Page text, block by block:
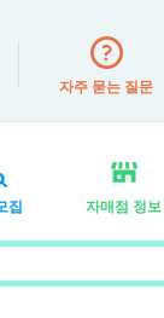
자주 묻는 질문
집 자매점 정보